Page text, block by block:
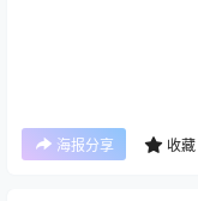
海报分享 收藏